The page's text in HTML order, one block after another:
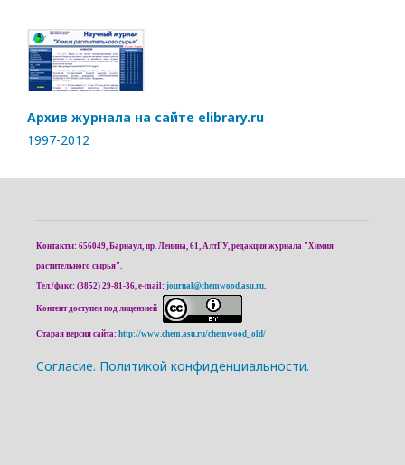
Архив журнала на сайте elibrary.ru
1997-2012
Контакты: 656049, Барнаул, пр. Ленина, 61, АлтГУ, редакция журнала "Химия
растительного сырья".
Тел./факс: (3852) 29-81-36, e-mail: journal@chemwood.asu.ru.
Контент доступен под лицензией
Старая версия сайта: http://www.chem.asu.ru/chemwood_old/
Cогласие. Политикой конфиденциальности.